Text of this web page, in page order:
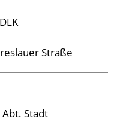
Straße
Stadt